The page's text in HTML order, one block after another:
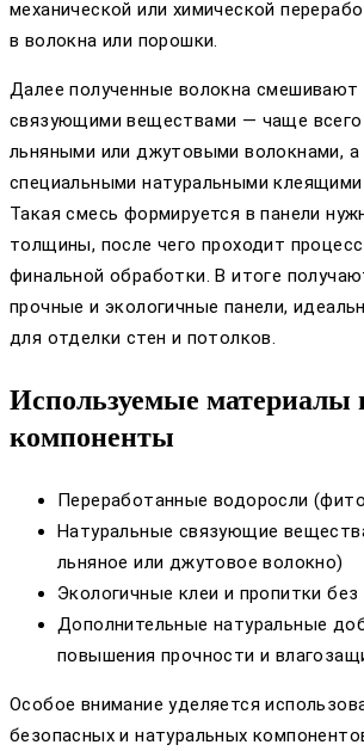
механической или химической
в волокна или порошки.
Далее полученные волокна смешивают
связующими веществами — чаще всего
льняными или джутовыми волокнами, а
специальными натуральными
Такая смесь формируется в панели
толщины, после чего проходит
финальной обработки. В итоге
прочные и экологичные панели,
для отделки стен и потолков.
Используемые материалы
компоненты
Переработанные водоросли
Натуральные связующие
льняное или джутовое волокно)
Экологичные клеи и пропитки
Дополнительные натуральные
повышения прочности и
Особое внимание уделяется
безопасных и натуральных